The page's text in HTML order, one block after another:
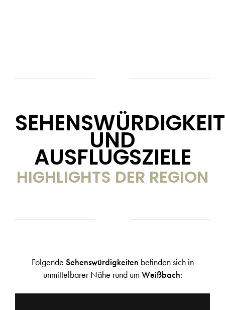
UND
AUSFLUGSZIELE
HIGHLIGHTS DER REGION
Folgende Sehenswürdigkeiten befinden sich in
unmittelbarer Nähe rund umWeißbach: